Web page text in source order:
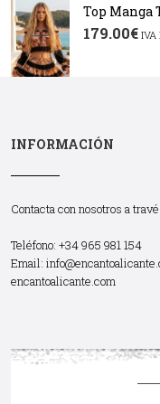
Top Manga
179.00€ IVA
INFORMACIÓN
Contacta con nosotros a
Teléfono: +34 965 981 154
Email:
encantoalicante.com